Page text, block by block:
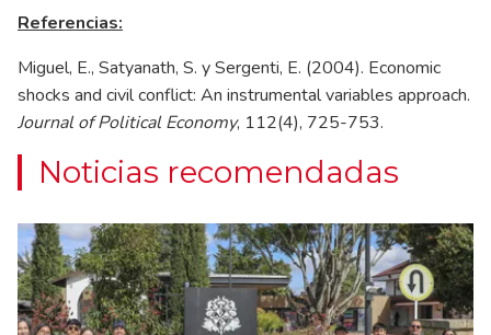
Referencias:
Miguel, E., Satyanath, S. y Sergenti, E. (2004). Economic
shocks and civil conflict: An instrumental variables approach.
Journal of Political Economy, 112(4), 725-753.
Noticias recomendadas